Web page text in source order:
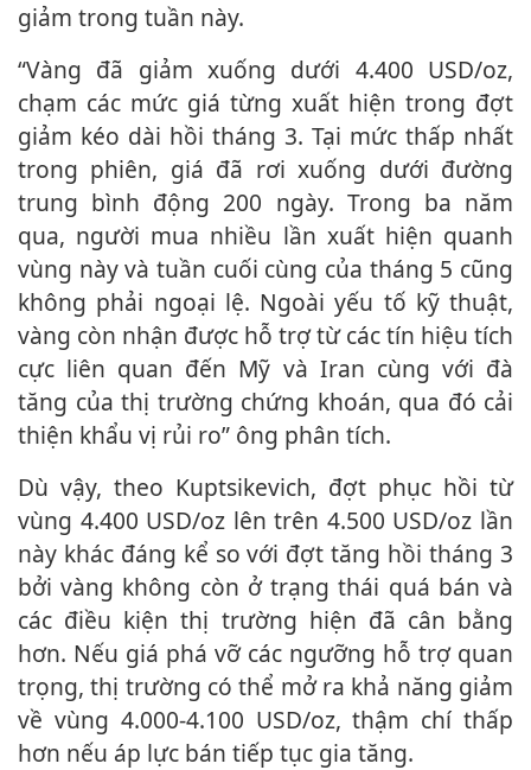
giảm trong tuần này.
“Vàng đã giảm xuống dưới 4.400 USD/oz,
chạm các mức giá từng xuất hiện trong đợt
giảm kéo dài hồi tháng 3. Tại mức thấp nhất
trong phiên, giá đã rơi xuống dưới đường
trung bình động 200 ngày. Trong ba năm
qua, người mua nhiều lần xuất hiện quanh
vùng này và tuần cuối cùng của tháng 5 cũng
không phải ngoại lệ. Ngoài yếu tố kỹ thuật,
vàng còn nhận được hỗ trợ từ các tín hiệu tích
cực liên quan đến Mỹ và Iran cùng với đà
tăng của thị trường chứng khoán, qua đó cải
thiện khẩu vị rủi ro” ông phân tích.
Dù vậy, theo Kuptsikevich, đợt phục hồi từ
vùng 4.400 USD/oz lên trên 4.500 USD/oz lần
này khác đáng kể so với đợt tăng hồi tháng 3
bởi vàng không còn ở trạng thái quá bán và
các điều kiện thị trường hiện đã cân bằng
hơn. Nếu giá phá vỡ các ngưỡng hỗ trợ quan
trọng, thị trường có thể mở ra khả năng giảm
về vùng 4.000-4.100 USD/oz, thậm chí thấp
hơn nếu áp lực bán tiếp tục gia tăng.